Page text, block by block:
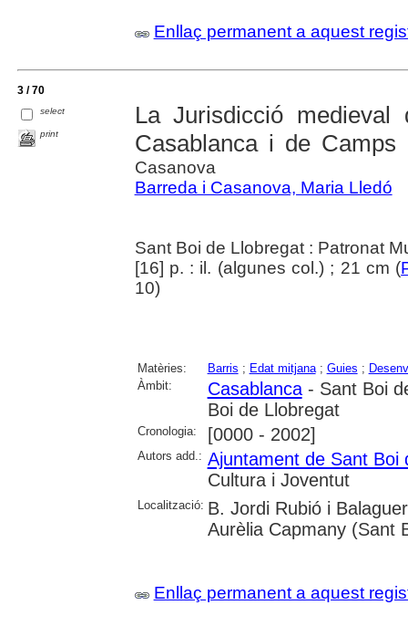
Enllaç permanent a aquest
3 / 70
select
print
La Jurisdicció
Casablanca i de Camps
Casanova
Barreda i Casanova, Maria Lledó
Sant Boi de Llobregat : Patronat
[16] p. : il. (algunes col.) ; 21 cm (
10)
Matèries: Barris ; Edat mitjana; Guies ;
Àmbit:
Casablanca- Sant Boi
Boi de Llobregat
Cronologia: [0000 - 2002]
Autors add.: Ajuntament de Sant Boi
Cultura i Joventut
Localització: B. Jordi Rubió i
Aurèlia Capmany (Sant
Enllaç permanent a aquest